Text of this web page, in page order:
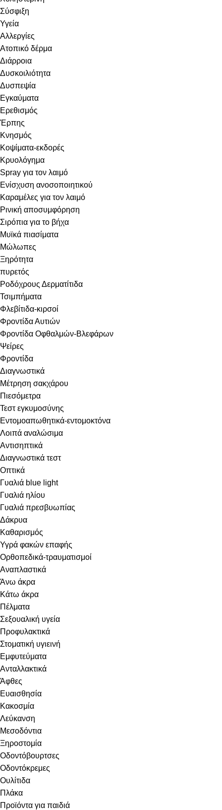
Σύσφιξη
Υγεία
Αλλεργίες
Ατοπικό δέρμα
Διάρροια
Δυσκοιλιότητα
Δυσπεψία
Εγκαύματα
Ερεθισμός
Έρπης
Κνησμός
Κοψίματα-εκδορές
Κρυολόγημα
Spray για τον λαιμό
Ενίσχυση ανοσοποιητικού
Καραμέλες για τον λαιμό
Ρινική αποσυμφόρηση
Σιρόπια για το βήχα
Μυϊκά πιασίματα
Μώλωπες
Ξηρότητα
πυρετός
Ροδόχρους Δερματίτιδα
Τσιμπήματα
Φλεβίτιδα-κιρσοί
Φροντίδα Αυτιών
Φροντίδα Οφθαλμών-Βλεφάρων
Ψείρες
Φροντίδα
Διαγνωστικά
Μέτρηση σακχάρου
Πιεσόμετρα
Τεστ εγκυμοσύνης
Εντομοαπωθητικά-εντομοκτόνα
Λοιπά αναλώσιμα
Αντισηπτικά
Διαγνωστικά τεστ
Οπτικά
Γυαλιά blue light
Γυαλιά ηλίου
Γυαλιά πρεσβυωπίας
Δάκρυα
Καθαρισμός
Υγρά φακών επαφής
Ορθοπεδικά-τραυματισμοί
Αναπλαστικά
Άνω άκρα
Κάτω άκρα
Πέλματα
Σεξουαλική υγεία
Προφυλακτικά
Στοματική υγιεινή
Eμφυτεύματα
Ανταλλακτικά
Άφθες
Ευαισθησία
Κακοσμία
Λεύκανση
Μεσοδόντια
Ξηροστομία
Οδοντόβουρτσες
Οδοντόκρεμες
Ουλίτιδα
Πλάκα
Προϊόντα για παιδιά